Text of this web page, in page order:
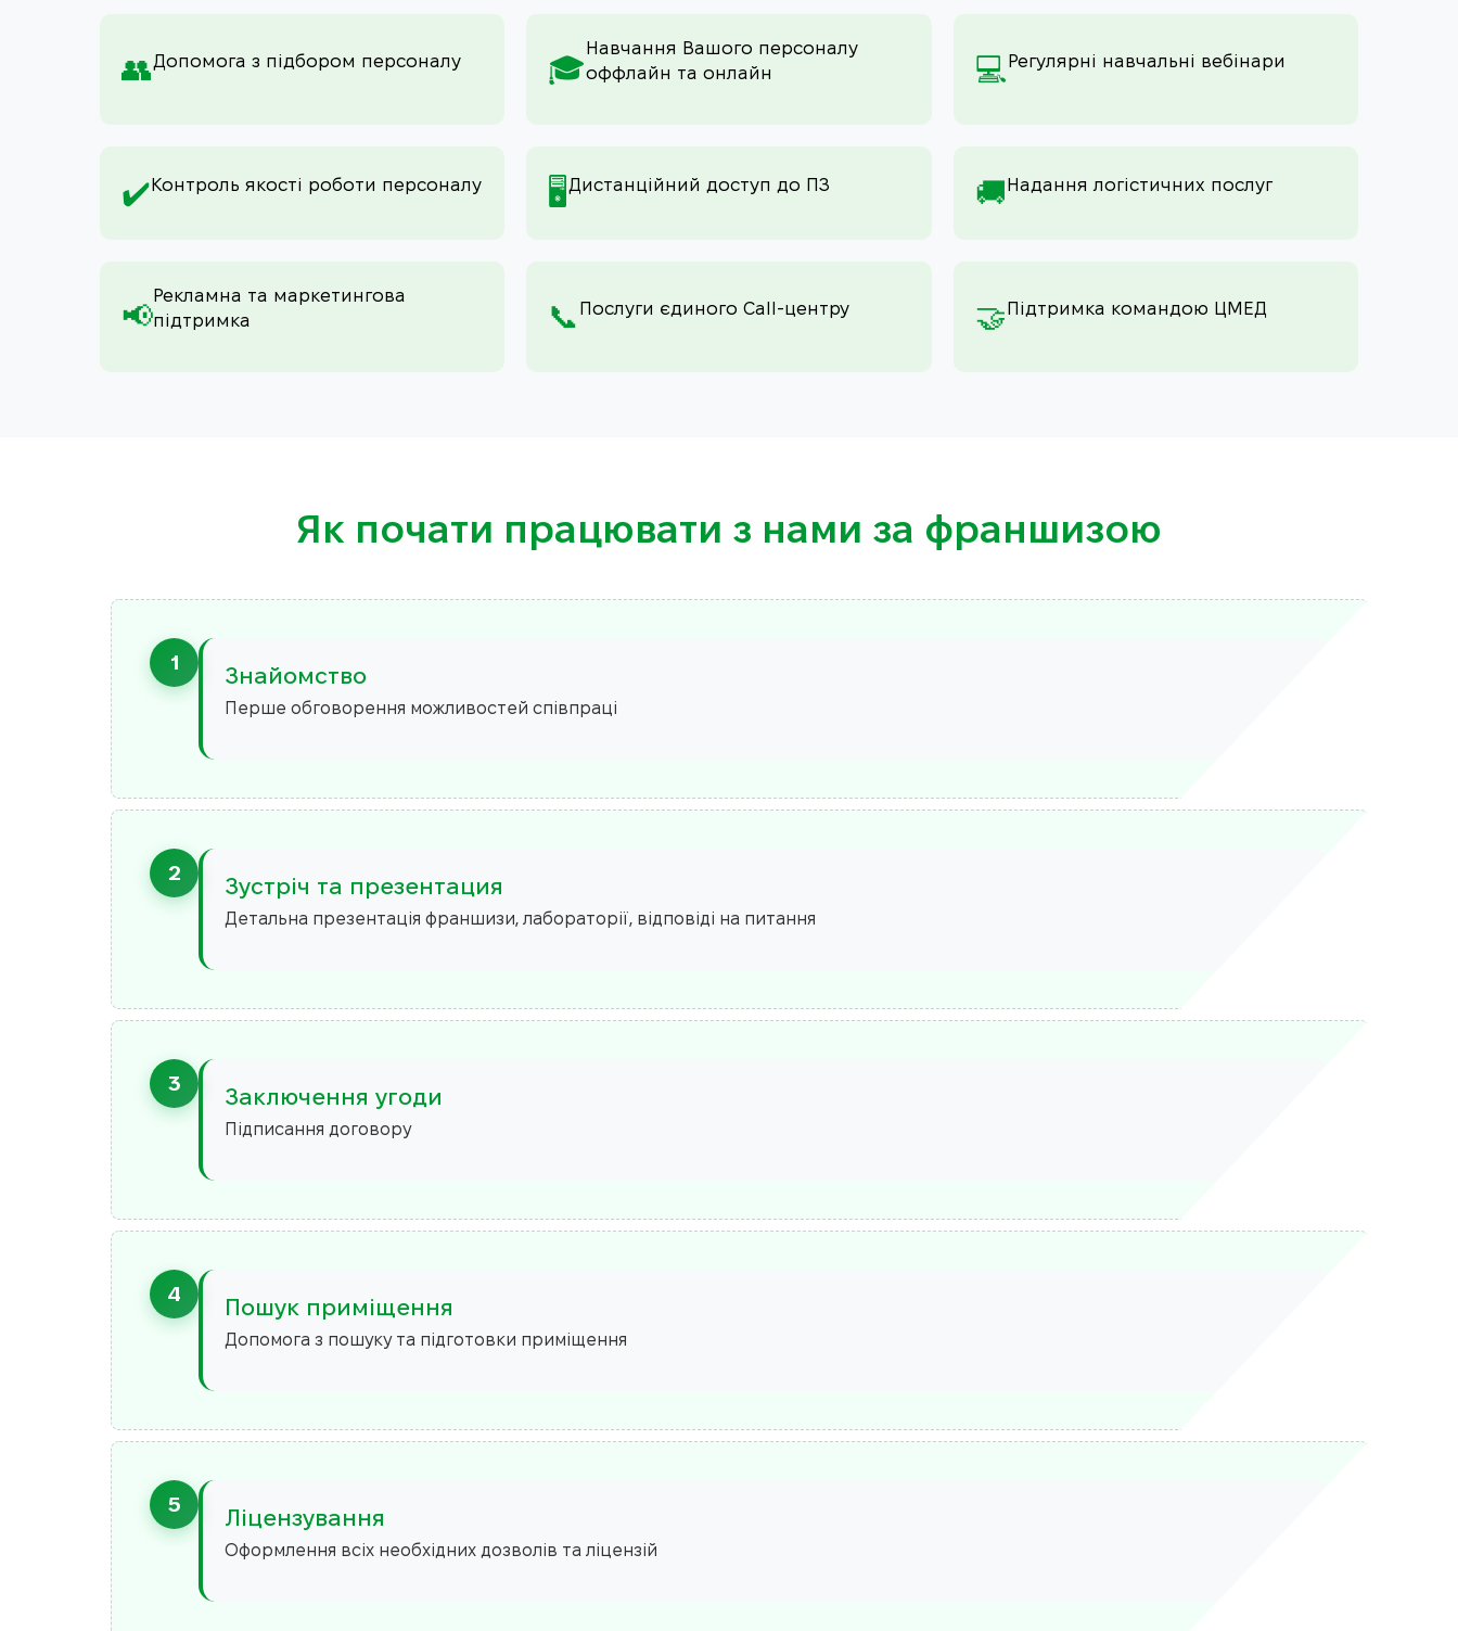
👥 Допомога з підбором персоналу 🎓
Навчання Вашого персоналу
оффлайн та онлайн
💻 Регулярні навчальні вебінари
✔️Контроль якості роботи персоналу 🖥️Дистанційний доступ до ПЗ 🚚Надання логістичних послуг
📢
Рекламна та маркетингова
підтримка
📞 Послуги єдиного Call-центру 🤝Підтримка командою ЦМЕД
Як почати працювати з нами за франшизою
1
Знайомство
Перше обговорення можливостей співпраці
2
Зустріч та презентация
Детальна презентація франшизи, лабораторії, відповіді на питання
3
Заключення угоди
Підписання договору
4
Пошук приміщення
Допомога з пошуку та підготовки приміщення
5
Ліцензування
Оформлення всіх необхідних дозволів та ліцензій